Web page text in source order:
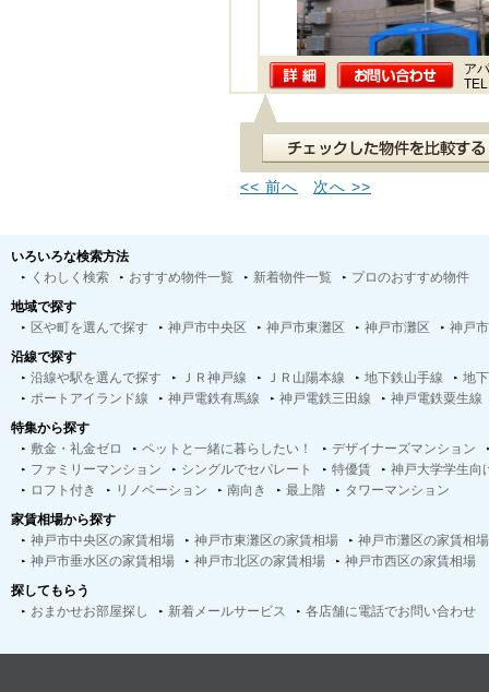
ア
<< 前へ 次へ >>
いろいろな検索方法
くわしく検索
おすすめ物件一覧 新着物件一覧
プロのおすすめ物件
地域で探す
区や町を選んで探す
神戸市中央区 神戸市東灘区 神戸市灘区
神戸
沿線で探す
沿線や駅を選んで探す
ＪＲ神戸線 ＪＲ山陽本線 地下鉄山手線
地
ポートアイランド線
神戸電鉄有馬線 神戸電鉄三田線
神戸電鉄粟生線
特集から探す
敷金・礼金ゼロ
ペットと一緒に暮らしたい！
デザイナーズマンション
ファミリーマンション
シングルでセパレート 特優賃
神戸大学学生向
ロフト付き
リノベーション 南向き 最上階
タワーマンション
家賃相場から探す
神戸市中央区の家賃相場
神戸市東灘区の家賃相場
神戸市灘区の家賃相場
神戸市垂水区の家賃相場
神戸市北区の家賃相場
神戸市西区の家賃相場
探してもらう
おまかせお部屋探し
新着メールサービス 各店舗に電話でお問い合わせ